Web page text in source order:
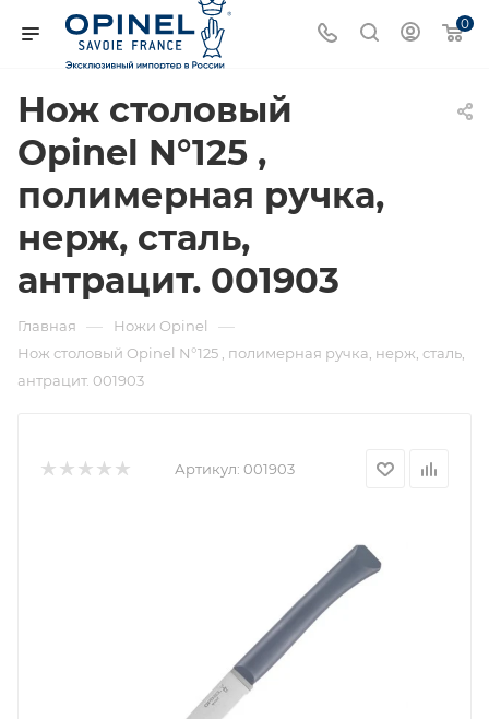
0
Нож столовый
Opinel N°125 ,
полимерная ручка,
нерж, сталь,
антрацит. 001903
Главная — Ножи Opinel —
Нож столовый Opinel N°125 , полимерная ручка, нерж, сталь,
антрацит. 001903
Артикул: 001903